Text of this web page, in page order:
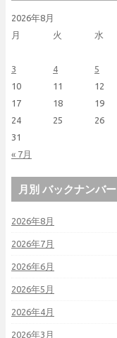
2026年8月
月
火 水
« 7月
3
4 5
10
11 12
17
18 19
24
25 26
31
月別 バックナンバー
2026年8月
2026年7月
2026年6月
2026年5月
2026年4月
2026年3月